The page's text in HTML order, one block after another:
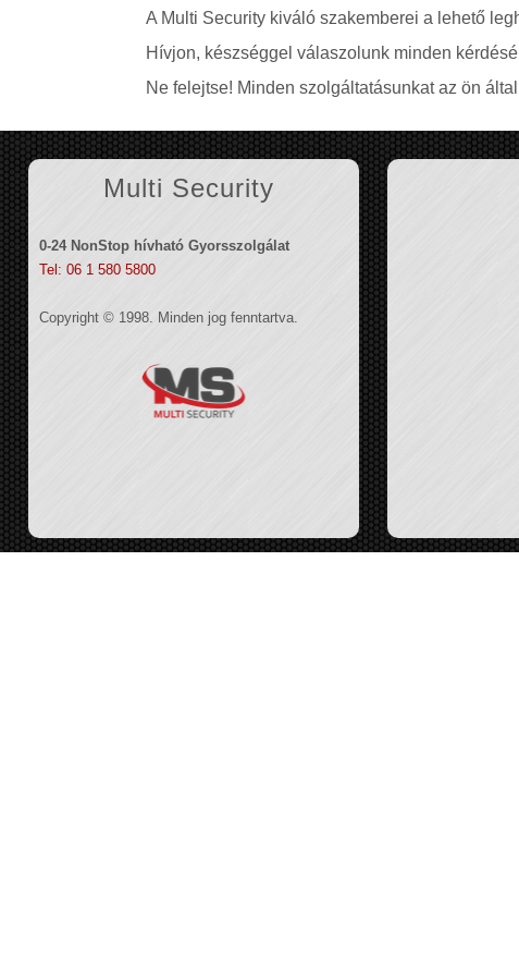
A Multi Security kiváló szakemberei a lehető
Hívjon, készséggel válaszolunk minden
Ne felejtse! Minden szolgáltatásunkat az ön
Multi Security
0-24 NonStop hívható Gyorsszolgálat
Tel: 06 1 580 5800
Copyright © 1998. Minden jog fenntartva.